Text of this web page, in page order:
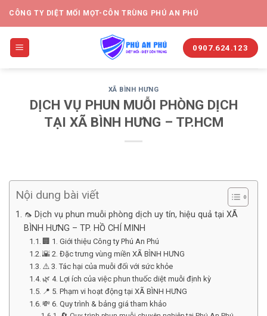
CÔNG TY DIỆT MỐI MỌT-CÔN TRÙNG PHÚ AN PHÚ
0907.624.123
XÃ BÌNH HƯNG
DỊCH VỤ PHUN MUỖI PHÒNG DỊCH
TẠI XÃ BÌNH HƯNG – TP.HCM
Nội dung bài viết
🦟 Dịch vụ phun muỗi phòng dịch uy tín, hiệu quả tại XÃ
BÌNH HƯNG – TP. HỒ CHÍ MINH
🏢 1. Giới thiệu Công ty Phú An Phú
🌇 2. Đặc trưng vùng miền XÃ BÌNH HƯNG
⚠️ 3. Tác hại của muỗi đối với sức khỏe
🌿 4. Lợi ích của việc phun thuốc diệt muỗi định kỳ
📍 5. Phạm vi hoạt động tại XÃ BÌNH HƯNG
💸 6. Quy trình & bảng giá tham khảo